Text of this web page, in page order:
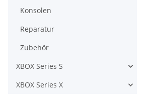
Konsolen
Reparatur
Zubehör
XBOX Series S
XBOX Series X